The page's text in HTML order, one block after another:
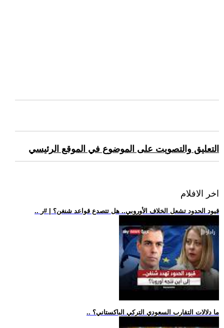
التعليق والتصويت على الموضوع في الموقع الرئيسي
اخر الافلام
.. قيود الحدود تشعل الخلاف الأوروبي.. هل تتصدع قواعد شنغن؟ | #ر
.. ما دلالات التقارب السعودي التركي الباكستاني؟